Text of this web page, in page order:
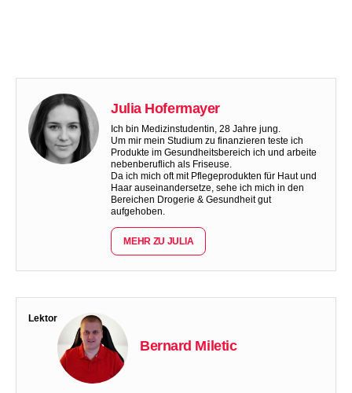
Julia Hofermayer
Ich bin Medizinstudentin, 28 Jahre jung.
Um mir mein Studium zu finanzieren teste ich
Produkte im Gesundheitsbereich ich und arbeite
nebenberuflich als Friseuse.
Da ich mich oft mit Pflegeprodukten für Haut und
Haar auseinandersetze, sehe ich mich in den
Bereichen Drogerie & Gesundheit gut
aufgehoben.
MEHR ZU JULIA
Lektor
Bernard Miletic